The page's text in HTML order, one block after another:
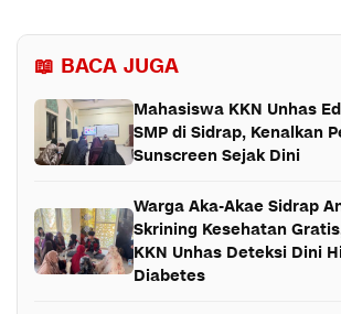
📖 BACA JUGA
Mahasiswa KKN Unhas
SMP di Sidrap, Kenalkan
Sunscreen Sejak Dini
Warga Aka-Akae Sidrap
Skrining Kesehatan
KKN Unhas Deteksi Dini
Diabetes